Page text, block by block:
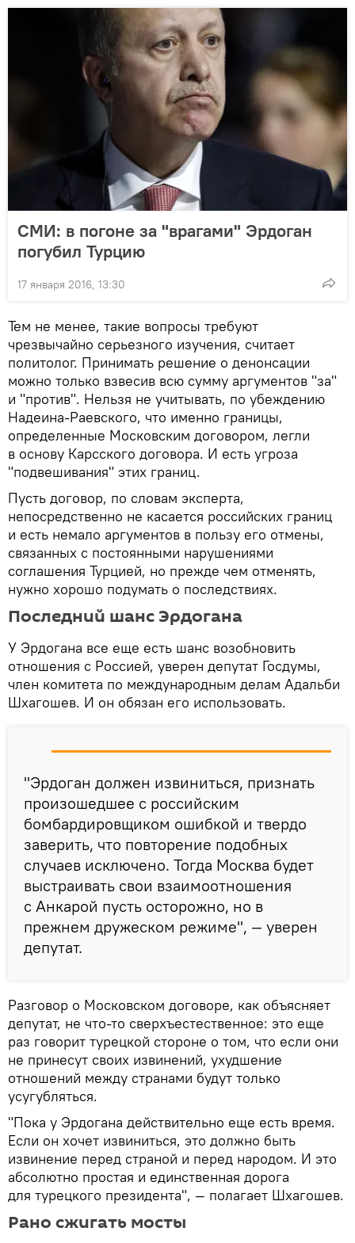
СМИ: в погоне за "врагами" Эрдоган
погубил Турцию
17 января 2016, 13:30
Тем не менее, такие вопросы требуют
чрезвычайно серьезного изучения, считает
политолог. Принимать решение о денонсации
можно только взвесив всю сумму аргументов "за"
и "против". Нельзя не учитывать, по убеждению
Надеина-Раевского, что именно границы,
определенные Московским договором, легли
в основу Карсского договора. И есть угроза
"подвешивания" этих границ.
Пусть договор, по словам эксперта,
непосредственно не касается российских границ
и есть немало аргументов в пользу его отмены,
связанных с постоянными нарушениями
соглашения Турцией, но прежде чем отменять,
нужно хорошо подумать о последствиях.
Последний шанс Эрдогана
У Эрдогана все еще есть шанс возобновить
отношения с Россией, уверен депутат Госдумы,
член комитета по международным делам Адальби
Шхагошев. И он обязан его использовать.
"Эрдоган должен извиниться, признать
произошедшее с российским
бомбардировщиком ошибкой и твердо
заверить, что повторение подобных
случаев исключено. Тогда Москва будет
выстраивать свои взаимоотношения
с Анкарой пусть осторожно, но в
прежнем дружеском режиме", — уверен
депутат.
Разговор о Московском договоре, как объясняет
депутат, не что-то сверхъестественное: это еще
раз говорит турецкой стороне о том, что если они
не принесут своих извинений, ухудшение
отношений между странами будут только
усугубляться.
"Пока у Эрдогана действительно еще есть время.
Если он хочет извиниться, это должно быть
извинение перед страной и перед народом. И это
абсолютно простая и единственная дорога
для турецкого президента", — полагает Шхагошев.
Рано сжигать мосты